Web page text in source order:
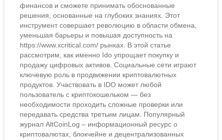
финансов и сможете принимать обоснованные
решения, основанные на глубоких знаниях. Этот
инструмент совершает революцию в области обмена,
уменьшая барьеры и повышая доступность на
https://www.xcritical.com/ рынках. В этой статье
рассмотрим, как именно Ido упрощает покупку и
продажу цифровых активов. Социальные сети играют
ключевую роль в продвижении криптовалютных
продуктов. Участвовать в IDO может любой
пользователь с криптокошельком — без
необходимости проходить сложные проверки или
передавать средства третьим лицам. Популярный
журнал AltCoinLog – информационный ресурс о
криптовалютах, блокчейне и децентрализованных